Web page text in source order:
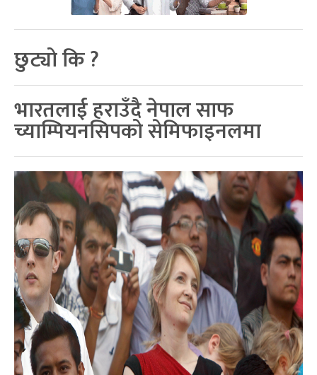
छुट्यो कि ?
भारतलाई हराउँदै नेपाल साफ
च्याम्पियनसिपको सेमिफाइनलमा